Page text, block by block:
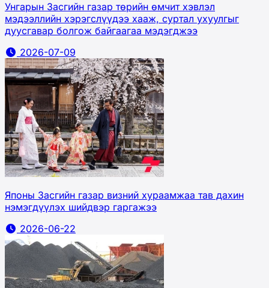
Унгарын Засгийн газар төрийн өмчит хэвлэл
мэдээллийн хэрэгслүүдээ хааж, суртал ухуулгыг
дуусгавар болгож байгаагаа мэдэгджээ
2026-07-09
Японы Засгийн газар визний хураамжаа тав дахин
нэмэгдүүлэх шийдвэр гаргажээ
2026-06-22